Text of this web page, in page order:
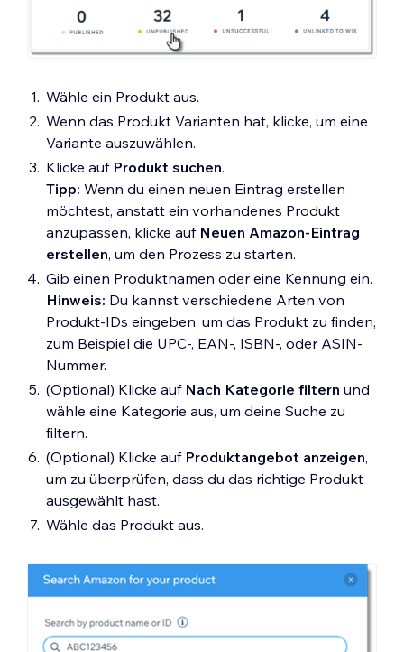
Wähle ein Produkt aus.
Wenn das Produkt Varianten hat, klicke, um eine
Variante auszuwählen.
Klicke auf Produkt suchen.
Tipp: Wenn du einen neuen Eintrag erstellen
möchtest, anstatt ein vorhandenes Produkt
anzupassen, klicke auf Neuen Amazon-Eintrag
erstellen, um den Prozess zu starten.
Gib einen Produktnamen oder eine Kennung ein.
Hinweis: Du kannst verschiedene Arten von
Produkt-IDs eingeben, um das Produkt zu finden,
zum Beispiel die UPC-, EAN-, ISBN-, oder ASIN-
Nummer.
(Optional) Klicke auf Nach Kategorie filtern und
wähle eine Kategorie aus, um deine Suche zu
filtern.
(Optional) Klicke auf Produktangebot anzeigen,
um zu überprüfen, dass du das richtige Produkt
ausgewählt hast.
Wähle das Produkt aus.